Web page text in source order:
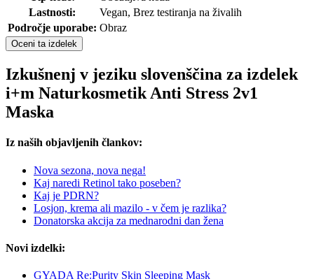
Lastnosti:
Vegan, Brez testiranja na živalih
Področje uporabe: Obraz
Oceni ta izdelek
Izkušnenj v jeziku slovenščina za izdelek
i+m Naturkosmetik Anti Stress 2v1
Maska
Iz naših objavljenih člankov:
Nova sezona, nova nega!
Kaj naredi Retinol tako poseben?
Kaj je PDRN?
Losjon, krema ali mazilo - v čem je razlika?
Donatorska akcija za mednarodni dan žena
Novi izdelki:
GYADA Re:Purity Skin Sleeping Mask